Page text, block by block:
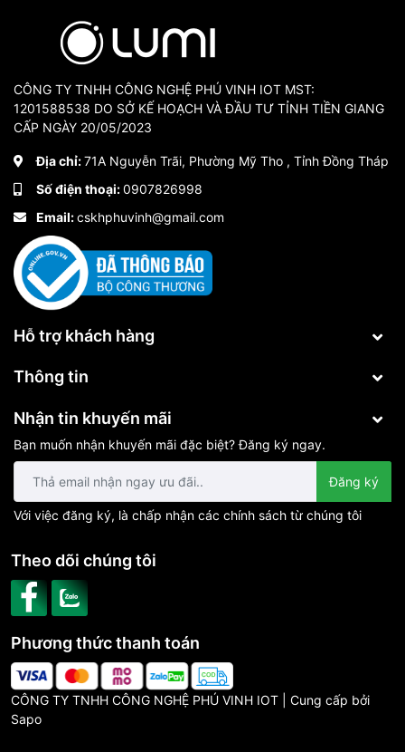
CÔNG TY TNHH CÔNG NGHỆ PHÚ VINH IOT MST:
1201588538 DO SỞ KẾ HOẠCH VÀ ĐẦU TƯ TỈNH TIỀN GIANG
CẤP NGÀY 20/05/2023
Địa chỉ:71A Nguyễn Trãi, Phường Mỹ Tho , Tỉnh Đồng Tháp
Số điện thoại:0907826998
Email:cskhphuvinh@gmail.com
Hỗ trợ khách hàng
Thông tin
Nhận tin khuyến mãi
Bạn muốn nhận khuyến mãi đặc biệt? Đăng ký ngay.
Đăng ký
Với việc đăng ký, là chấp nhận các chính sách từ chúng tôi
CÔNG TY TNHH CÔNG NGHỆ PHÚ VINH IOT | Cung cấp bởi
Sapo
Phương thức thanh toán
Theo dõi chúng tôi